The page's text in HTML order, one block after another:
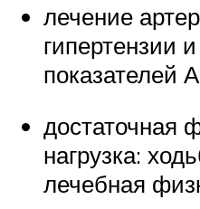
лечение
гипертензии
показателей
достаточная
нагрузка:
лечебная